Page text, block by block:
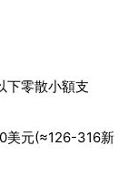
下零散小額支
美元(≈126-316新